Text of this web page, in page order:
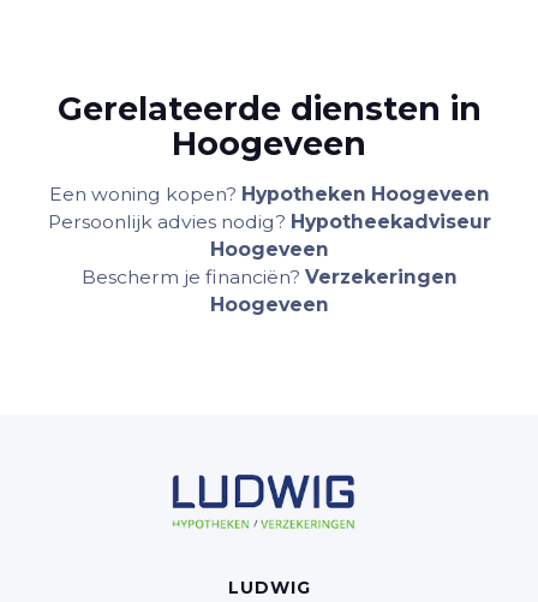
Gerelateerde diensten in
Hoogeveen
Een woning kopen? Hypotheken Hoogeveen
Persoonlijk advies nodig? Hypotheekadviseur
Hoogeveen
Bescherm je financiën? Verzekeringen
Hoogeveen
LUDWIG